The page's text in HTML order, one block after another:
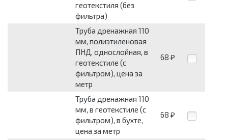
геотекстиля (без
фильтра)
Труба дренажная 110
мм, полиэтиленовая
ПНД, однослойная, в
геотекстиле (с
фильтром), цена за
метр
68 ₽
Труба дренажная 110
мм, в геотекстиле (с
фильтром), в бухте,
цена за метр
68 ₽